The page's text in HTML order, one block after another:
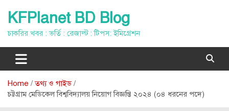
content
KFPlanet BD Blog
চাকরির খবর : ভর্তি : রেজাল্ট : টিপস: ইমিগ্রেশন
Home
তথ্য ও গাইড
চট্টগ্রাম মেডিকেল বিশ্ববিদ্যালয় নিয়োগ বিজ্ঞপ্তি ২০২৪ (০৪ ধরনের পদে)